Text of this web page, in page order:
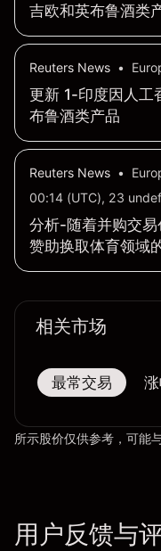
吉欧和英布鲁酒类
Reuters News •
更新 1-印度因人工
布鲁酒类产品
Reuters News •
00:14 (UTC), 23
分析-随着并购交易
赞助换取体育领域
相关市场
最常交易
所示股价仅供参考，可能
用户反馈与